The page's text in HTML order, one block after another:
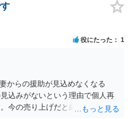
役にたった 1
からの援助が見込めなくなる
込みがないという理由で個人再
今の売り上げだと厳しいのでは